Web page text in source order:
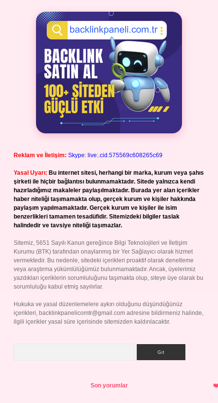
Reklam ve İletişim: Skype: live:.cid.575569c608265c69
Yasal Uyarı: Bu internet sitesi, herhangi bir marka, kurum veya şahıs
şirketi ile hiçbir bağlantısı bulunmamaktadır. Sitede yalnızca kendi
hazırladığımız makaleler paylaşılmaktadır. Burada yer alan içerikler
haber niteliği taşımamakta olup, gerçek kurum ve kişiler hakkında
paylaşım yapılmamaktadır. Gerçek kurum ve kişiler ile isim
benzerlikleri tamamen tesadüfidir. Sitemizdeki bilgiler taslak
halindedir ve tavsiye niteliği taşımazlar.
Sitemiz, 5651 Sayılı Kanun gereğince Bilgi Teknolojileri ve İletişim
Kurumu (BTK) tarafından onaylanmış bir Yer Sağlayıcı olarak hizmet
vermektedir. Bu nedenle, sitedeki içerikleri proaktif olarak denetleme
veya araştırma yükümlülüğümüz bulunmamaktadır. Ancak, üyelerimiz
yazdıkları içeriklerin sorumluluğunu taşımakta olup, siteye üye olarak bu
sorumluluğu kabul etmiş sayılırlar.
Hukuka ve yasal düzenlemelere aykırı olduğunu düşündüğünüz
içerikleri, backlinkpanelicomtr@gmail.com adresine bildirmeniz halinde,
ilgili içerikler yasal süre içerisinde sitemizden kaldırılacaktır.
Son yorumlar